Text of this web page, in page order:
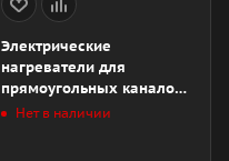
Электрические
нагреватели для
прямоугольных каналов
ZES 1000x500\/30
Нет в наличии